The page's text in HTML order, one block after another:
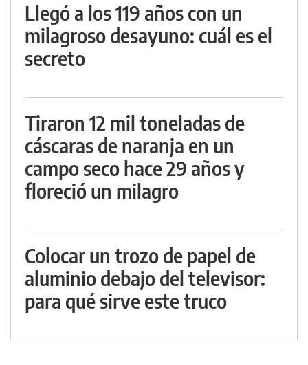
Llegó a los 119 años con un
milagroso desayuno: cuál es el
secreto
Tiraron 12 mil toneladas de
cáscaras de naranja en un
campo seco hace 29 años y
floreció un milagro
Colocar un trozo de papel de
aluminio debajo del televisor:
para qué sirve este truco